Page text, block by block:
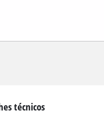
técnicos